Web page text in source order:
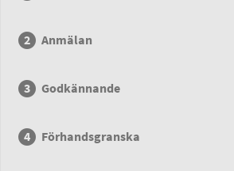
Anmälan
Godkännande
Förhandsgranska